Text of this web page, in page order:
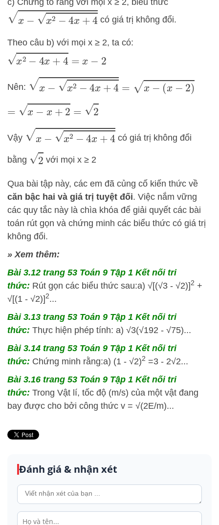
c) Chứng tỏ rằng với mọi x ≥ 2, biểu thức
x−x 4x+4 có giá trị không đổi.
Theo câu b) với mọi x ≥ 2, ta có:
x2−4x +4=x −2
Nên: x−x 4x+4=x−(x−2 )
=x −x+2 =2
Vậy x−x 4x+4 có giá trị không đổi
bằng 2 với mọi x ≥ 2
Qua bài tập này, các em đã củng cố kiến thức về
căn bậc hai và giá trị tuyệt đối. Việc nắm vững
các quy tắc này là chìa khóa để giải quyết các bài
toán rút gọn và chứng minh các biểu thức có giá trị
không đổi.
» Xem thêm:
Bài 3.12 trang 53 Toán 9 Tập 1 Kết nối tri
thức: Rút gọn các biểu thức sau:a) √[(√3 - √2)]2 +
√[(1 - √2)]2...
Bài 3.13 trang 53 Toán 9 Tập 1 Kết nối tri
thức: Thực hiện phép tính: a) √3(√192 - √75)...
Bài 3.14 trang 53 Toán 9 Tập 1 Kết nối tri
thức: Chứng minh rằng:a) (1 - √2)2 =3 - 2√2...
Bài 3.16 trang 53 Toán 9 Tập 1 Kết nối tri
thức: Trong Vật lí, tốc độ (m/s) của một vật đang
bay được cho bởi công thức v = √(2E/m)...
Đánh giá & nhận xét